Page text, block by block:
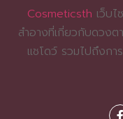
Cosmeticsth เว็บ
สำอางที่เกี่ยวกับดวงต
แชโดว์ รวมไปถึงกา